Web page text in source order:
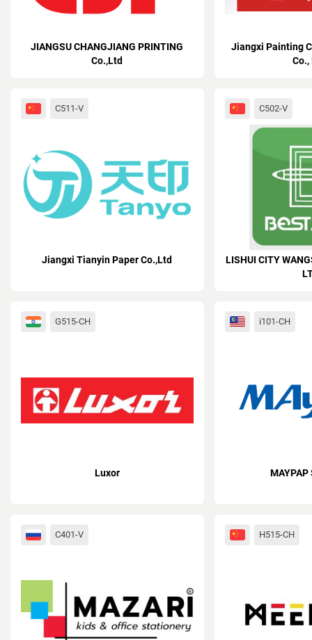
JIANGSU CHANGJIANG PRINTING
Co.,Ltd
Jiangxi Painting
C511-V
Jiangxi Tianyin Paper Co.,Ltd
C502-V
LISHUI CITY
G515-CH
Luxor
i101-CH
MAYPAP
C401-V H515-CH